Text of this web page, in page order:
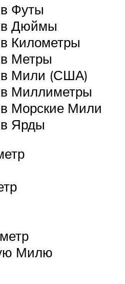
Футы
в Дюймы
Километры
Метры
Мили (США)
Миллиметры
Морские Мили
Ярды
Милю